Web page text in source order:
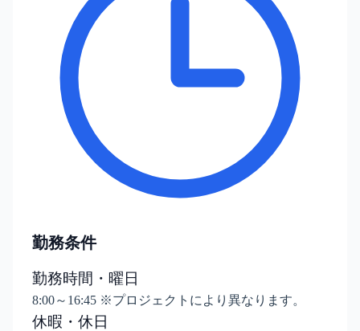
勤務条件
勤務時間・曜日
8:00～16:45 ※プロジェクトにより異なります。
休暇・休日